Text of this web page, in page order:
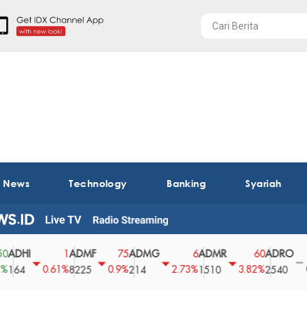
Technology Banking Syariah
0.61%8225
75
0.9%
ADMG
214
6
2.73%
ADMR
1510
60
3.82%
ADRO
2540
0
0%
AEGS
43